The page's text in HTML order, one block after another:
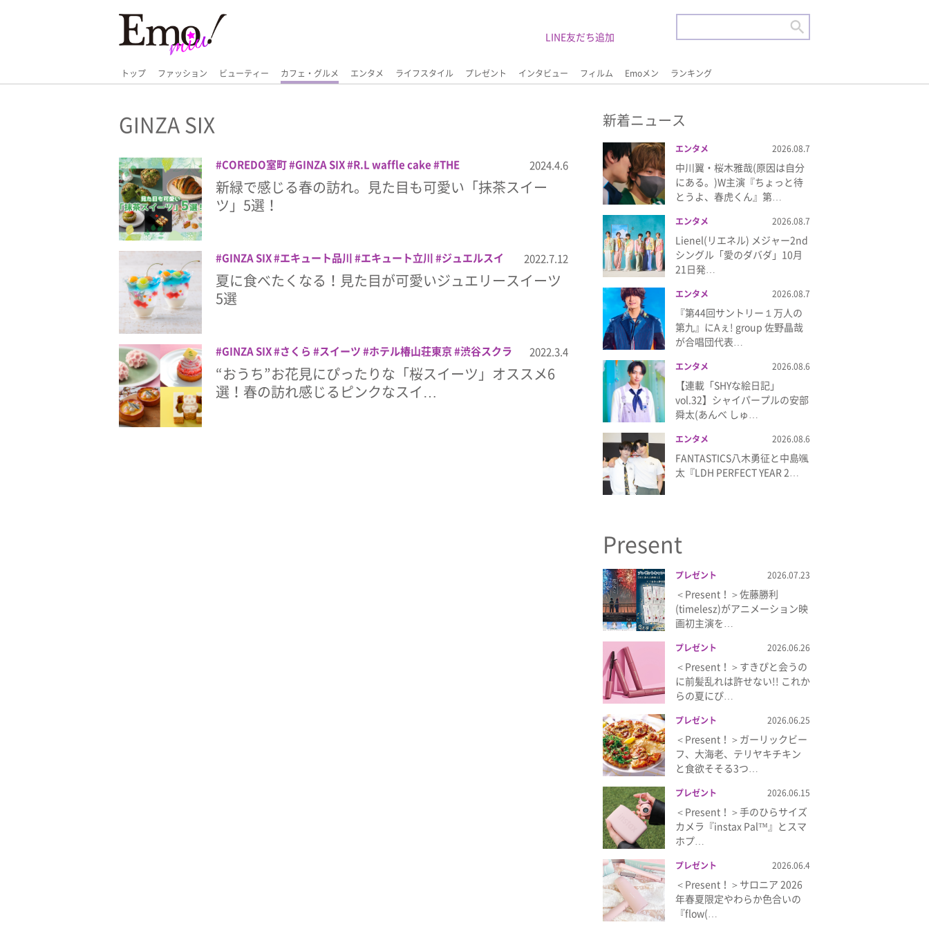
トップ ファッション ビューティー カフェ・グルメ エンタメ ライフスタイル プレゼント インタビュー フィルム Emoメン ランキング
LINE友だち追加
GINZA SIX
COREDO室町 GINZA SIX R.L waffle cake THE
STANDARD BAKERS TOKYO
uRn.chAi&TeA クリームパン
クロワッサン スイーツ チャイ デイジイ東京
ナウオンチー
ズ♪
マフィン
2024.4.6
新緑で感じる春の訪れ。見た目も可愛い「抹茶スイー
ツ」5選！
GINZA SIX エキュート品川 エキュート立川
ジュエルスイ
ーツ
渋谷スクランブルスクエア店
2022.7.12
夏に食べたくなる！見た目が可愛いジュエリースイーツ
5選
GINZA SIX さくら スイーツ ホテル椿山荘東京 渋谷スクラ
ンブルスクエア 渋谷ヒカリエ ShinQs 銀座 ねんりん家
2022.3.4
“おうち”お花見にぴったりな「桜スイーツ」オススメ6
選！春の訪れ感じるピンクなスイ…
新着ニュース
エンタメ 2026.08.7
中川翼・桜木雅哉(原因は自分
にある。)W主演『ちょっと待
とうよ、春虎くん』第…
エンタメ 2026.08.7
Lienel(リエネル) メジャー2nd
シングル「愛のダバダ」10月
21日発…
エンタメ 2026.08.7
『第44回サントリー１万人の
第九』にAぇ! group 佐野晶哉
が合唱団代表…
エンタメ 2026.08.6
【連載「SHYな絵日記」
vol.32】シャイパープルの安部
舜太(あんべ しゅ…
エンタメ 2026.08.6
FANTASTICS八木勇征と中島颯
太『LDH PERFECT YEAR 2…
Present
プレゼント 2026.07.23
＜Present！＞佐藤勝利
(timelesz)がアニメーション映
画初主演を…
プレゼント 2026.06.26
＜Present！＞すきぴと会うの
に前髪乱れは許せない!! これか
らの夏にぴ…
プレゼント 2026.06.25
＜Present！＞ガーリックビー
フ、大海老、テリヤキチキン
と食欲そそる3つ…
プレゼント 2026.06.15
＜Present！＞手のひらサイズ
カメラ『instax Pal™』とスマ
ホプ…
プレゼント 2026.06.4
＜Present！＞サロニア 2026
年春夏限定やわらか色合いの
『flow(…